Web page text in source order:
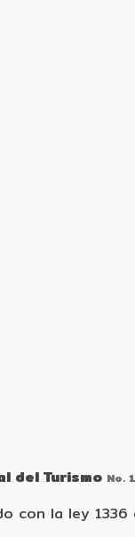
del Turismo No.
con la ley